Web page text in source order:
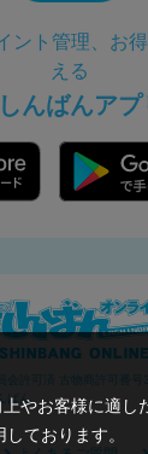
ント管理、お
える
んばんアプ
会許可済 古物商許可番
ばんやお客様に適し
ております。